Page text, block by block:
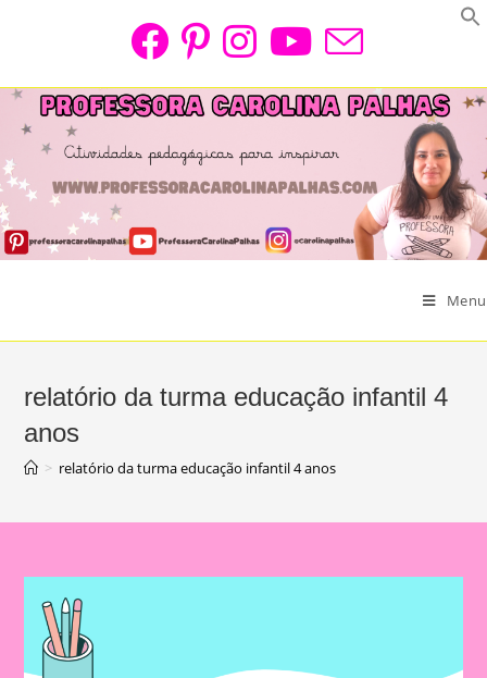
Menu
relatório da turma educação infantil 4
anos
> relatório da turma educação infantil 4 anos